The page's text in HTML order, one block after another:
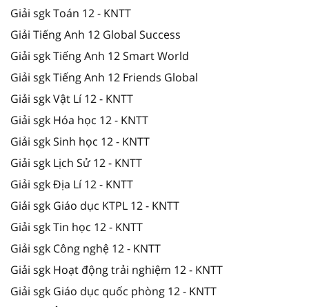
Giải sgk Toán 12 - KNTT
Giải Tiếng Anh 12 Global Success
Giải sgk Tiếng Anh 12 Smart World
Giải sgk Tiếng Anh 12 Friends Global
Giải sgk Vật Lí 12 - KNTT
Giải sgk Hóa học 12 - KNTT
Giải sgk Sinh học 12 - KNTT
Giải sgk Lịch Sử 12 - KNTT
Giải sgk Địa Lí 12 - KNTT
Giải sgk Giáo dục KTPL 12 - KNTT
Giải sgk Tin học 12 - KNTT
Giải sgk Công nghệ 12 - KNTT
Giải sgk Hoạt động trải nghiệm 12 - KNTT
Giải sgk Giáo dục quốc phòng 12 - KNTT